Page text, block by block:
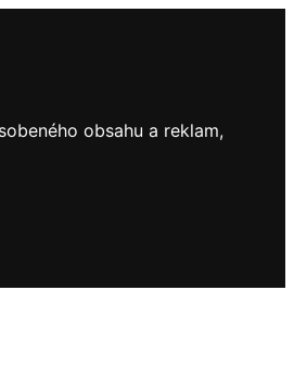
obsahu a reklam,